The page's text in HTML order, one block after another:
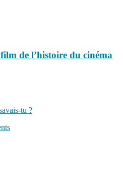
de l’histoire du cinéma
tu ?